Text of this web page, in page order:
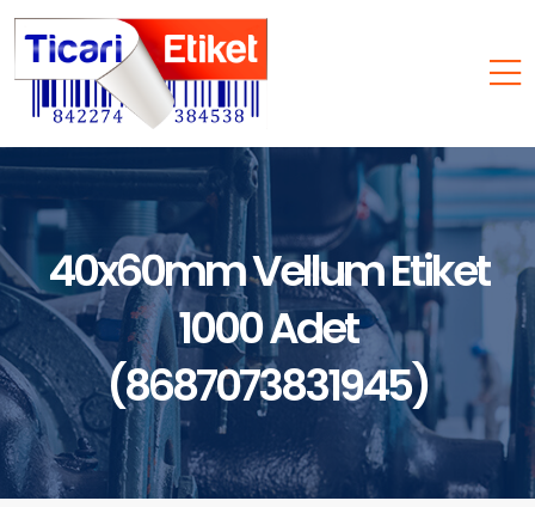
40x60mm Vellum Etiket
1000 Adet
(8687073831945)